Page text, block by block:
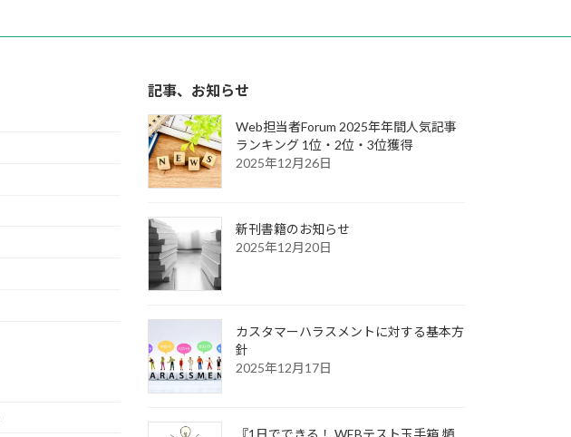
記事、お知らせ
Web担当者Forum 2025年年間人気記事
ランキング 1位・2位・3位獲得
2025年12月26日
新刊書籍のお知らせ
2025年12月20日
カスタマーハラスメントに対する基本方
針
2025年12月17日